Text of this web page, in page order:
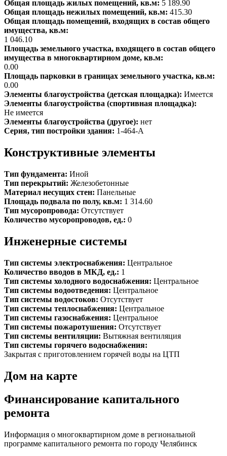
Общая площадь жилых помещений, кв.м: 5 189.90
Общая площадь нежилых помещений, кв.м: 415.30
Общая площадь помещений, входящих в состав общего
имущества, кв.м:
1 046.10
Площадь земельного участка, входящего в состав общего
имущества в многоквартирном доме, кв.м:
0.00
Площадь парковки в границах земельного участка, кв.м:
0.00
Элементы благоустройства (детская площадка): Имеется
Элементы благоустройства (спортивная площадка):
Не имеется
Элементы благоустройства (другое): нет
Серия, тип постройки здания: 1-464-А
Конструктивные элементы
Тип фундамента: Иной
Тип перекрытий: Железобетонные
Материал несущих стен: Панельные
Площадь подвала по полу, кв.м: 1 314.60
Тип мусоропровода: Отсутствует
Количество мусоропроводов, ед.: 0
Инженерные системы
Тип системы электроснабжения: Центральное
Количество вводов в МКД, ед.: 1
Тип системы холодного водоснабжения: Центральное
Тип системы водоотведения: Центральное
Тип системы водостоков: Отсутствует
Тип системы теплоснабжения: Центральное
Тип системы газоснабжения: Центральное
Тип системы пожаротушения: Отсутствует
Тип системы вентиляции: Вытяжная вентиляция
Тип системы горячего водоснабжения:
Закрытая с приготовлением горячей воды на ЦТП
Дом на карте
Финансирование капитального
ремонта
Информация о многоквартирном доме в региональной
программе капитального ремонта по городу Челябинск